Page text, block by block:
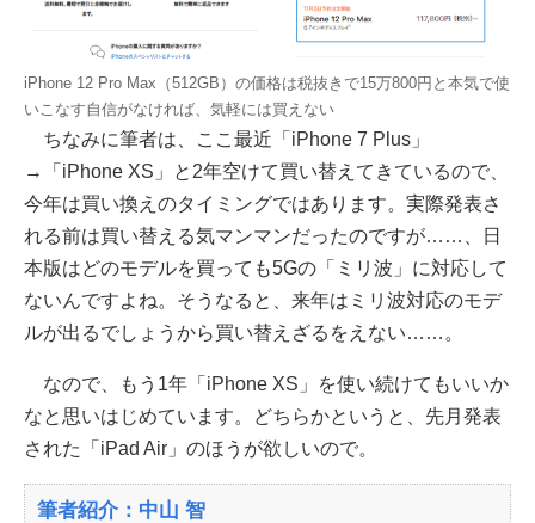
iPhone 12 Pro Max（512GB）の価格は税抜きで15万800円と本気で使
いこなす自信がなければ、気軽には買えない
ちなみに筆者は、ここ最近「iPhone 7 Plus」
→「iPhone XS」と2年空けて買い替えてきているので、
今年は買い換えのタイミングではあります。実際発表さ
れる前は買い替える気マンマンだったのですが……、日
本版はどのモデルを買っても5Gの「ミリ波」に対応して
ないんですよね。そうなると、来年はミリ波対応のモデ
ルが出るでしょうから買い替えざるをえない……。
なので、もう1年「iPhone XS」を使い続けてもいいか
なと思いはじめています。どちらかというと、先月発表
された「iPad Air」のほうが欲しいので。
筆者紹介：中山 智